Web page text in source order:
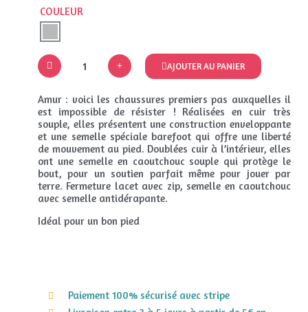
COULEUR
AJOUTER AU PANIER
Amur : voici les chaussures premiers pas auxquelles il
est impossible de résister ! Réalisées en cuir très
souple, elles présentent une construction enveloppante
et une semelle spéciale barefoot qui offre une liberté
de mouvement au pied. Doublées cuir à l’intérieur, elles
ont une semelle en caoutchouc souple qui protège le
bout, pour un soutien parfait même pour jouer par
terre. Fermeture lacet avec zip, semelle en caoutchouc
avec semelle antidérapante.
Idéal pour un bon pied
Paiement 100% sécurisé avec stripe